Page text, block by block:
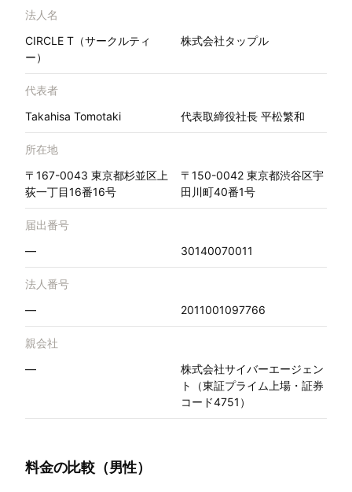
法人名
CIRCLE T（サークルティ
ー）
株式会社タップル
代表者
Takahisa Tomotaki
代表取締役社長 平松繁和
所在地
〒167-0043 東京都杉並区上
荻一丁目16番16号
〒150-0042 東京都渋谷区宇
田川町40番1号
届出番号
—
30140070011
法人番号
—
2011001097766
親会社
—
株式会社サイバーエージェン
ト（東証プライム上場・証券
コード4751）
料金の比較（男性）